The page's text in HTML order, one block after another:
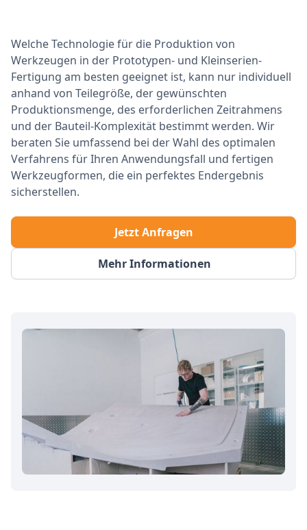
Welche Technologie für die Produktion von
Werkzeugen in der Prototypen- und Kleinserien-
Fertigung am besten geeignet ist, kann nur individuell
anhand von Teilegröße, der gewünschten
Produktionsmenge, des erforderlichen Zeitrahmens
und der Bauteil-Komplexität bestimmt werden. Wir
beraten Sie umfassend bei der Wahl des optimalen
Verfahrens für Ihren Anwendungsfall und fertigen
Werkzeugformen, die ein perfektes Endergebnis
sicherstellen.
Mehr Informationen
Jetzt Anfragen